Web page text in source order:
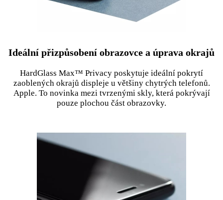
Ideální přizpůsobení obrazovce a úprava okrajů
HardGlass Max™ Privacy poskytuje ideální pokrytí
zaoblených okrajů displeje u většiny chytrých telefonů.
Apple. To novinka mezi tvrzenými skly, která pokrývají
pouze plochou část obrazovky.